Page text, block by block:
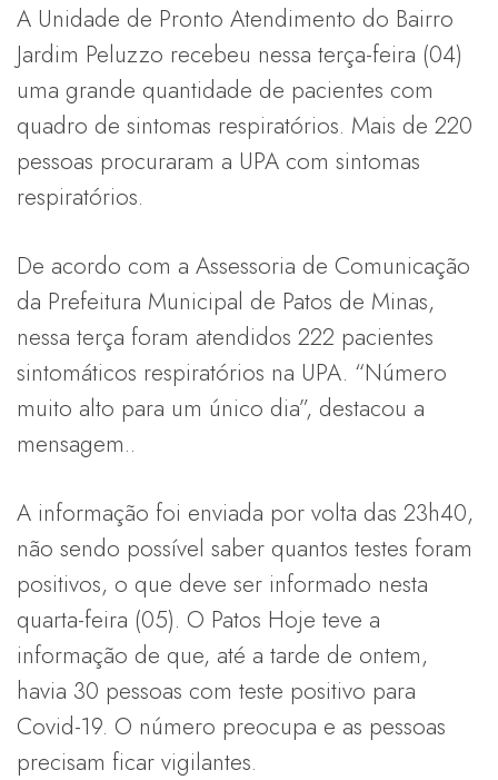
A Unidade de Pronto Atendimento do Bairro
Jardim Peluzzo recebeu nessa terça-feira (04)
uma grande quantidade de pacientes com
quadro de sintomas respiratórios. Mais de 220
pessoas procuraram a UPA com sintomas
respiratórios.
De acordo com a Assessoria de Comunicação
da Prefeitura Municipal de Patos de Minas,
nessa terça foram atendidos 222 pacientes
sintomáticos respiratórios na UPA. “Número
muito alto para um único dia”, destacou a
mensagem..
A informação foi enviada por volta das 23h40,
não sendo possível saber quantos testes foram
positivos, o que deve ser informado nesta
quarta-feira (05). O Patos Hoje teve a
informação de que, até a tarde de ontem,
havia 30 pessoas com teste positivo para
Covid-19. O número preocupa e as pessoas
precisam ficar vigilantes.